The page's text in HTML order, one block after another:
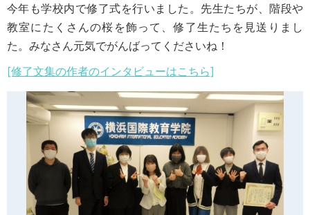
今年も学校内で修了式を行いました。先生たちが、階段や
教室にたくさんの桜を飾って、修了生たちを見送りまし
た。みなさん元気でがんばってくださいね！
[修了文集の作者のインタビューはこちら]